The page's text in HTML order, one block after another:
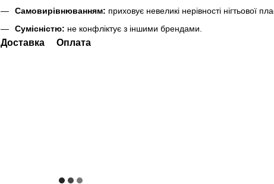
Самовирівнюванням: приховує невеликі нерівності нігтьової
Сумісністю: не конфліктує з іншими брендами.
Доставка Оплата